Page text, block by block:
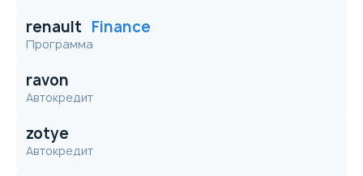
renault Finance
Программа
ravon
Автокредит
zotye
Автокредит